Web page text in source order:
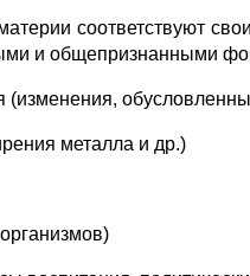
соответствуют
и общепризнанными
металла и др.)